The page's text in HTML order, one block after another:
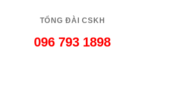
TỔNG ĐÀI CSKH
096 793 1898